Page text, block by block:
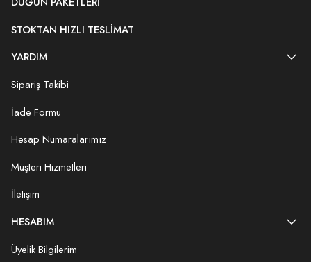
STOKTAN HIZLI TESLIMAT
YARDIM
Sipariş Takibi
İade Formu
Hesap Numaralarımız
Müşteri Hizmetleri
İletişim
HESABIM
Üyelik Bilgilerim